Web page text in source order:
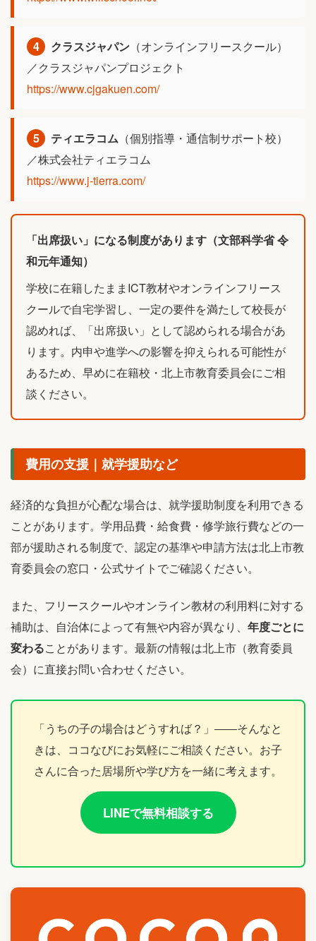
4 クラスジャパン （オンラインフリースクール）
／クラスジャパンプロジェクト
https://www.cjgakuen.com/
5 ティエラコム （個別指導・通信制サポート校）
／株式会社ティエラコム
https://www.j-tierra.com/
「出席扱い」になる制度があります（文部科学省 令
和元年通知）
学校に在籍したままICT教材やオンラインフリース
クールで自宅学習し、一定の要件を満たして校長が
認めれば、「出席扱い」として認められる場合があ
ります。内申や進学への影響を抑えられる可能性が
あるため、早めに在籍校・北上市教育委員会にご相
談ください。
費用の支援｜就学援助など
経済的な負担が心配な場合は、就学援助制度を利用できる
ことがあります。学用品費・給食費・修学旅行費などの一
部が援助される制度で、認定の基準や申請方法は北上市教
育委員会の窓口・公式サイトでご確認ください。
また、フリースクールやオンライン教材の利用料に対する
補助は、自治体によって有無や内容が異なり、 年度ごとに
変わることがあります。最新の情報は北上市（教育委員
会）に直接お問い合わせください。
「うちの子の場合はどうすれば？」――そんなと
きは、ココなびにお気軽にご相談ください。お子
さんに合った居場所や学び方を一緒に考えます。
LINEで無料相談する